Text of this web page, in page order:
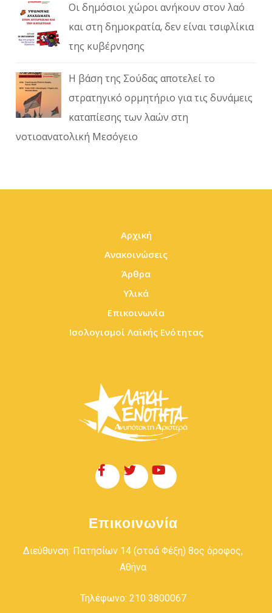
Οι δημόσιοι χώροι ανήκουν στον λαό
και στη δημοκρατία, δεν είναι τσιφλίκια
της κυβέρνησης
Η βάση της Σούδας αποτελεί το
στρατηγικό ορμητήριο για τις δυνάμεις
καταπίεσης των λαών στη
νοτιοανατολική Μεσόγειο
Αρχική
Ανακοινώσεις
Άρθρα
Υλικά
Επικοινωνία
Ισολογισμοί Λαϊκής Ενότητας
Επικοινωνία
Διεύθυνση: Πατησίων 14 (στοά Φέξη) 8ος όροφος,
Αθήνα
Τηλέφωνο: 210 3800067